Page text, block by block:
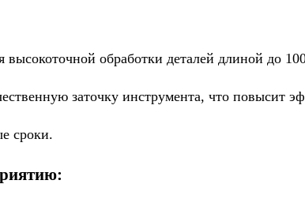
обработки деталей длиной до
заточку инструмента, что повысит
сроки.